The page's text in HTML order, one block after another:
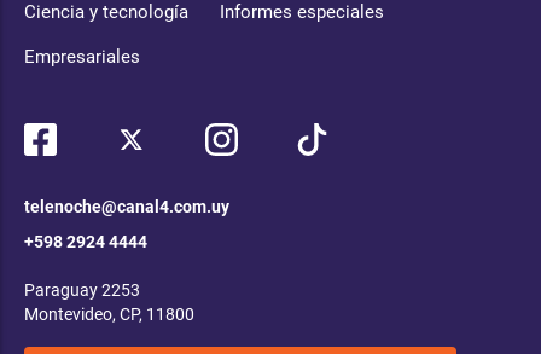
Ciencia y tecnología Informes especiales
Empresariales
telenoche@canal4.com.uy
+598 2924 4444
Paraguay 2253
Montevideo, CP, 11800